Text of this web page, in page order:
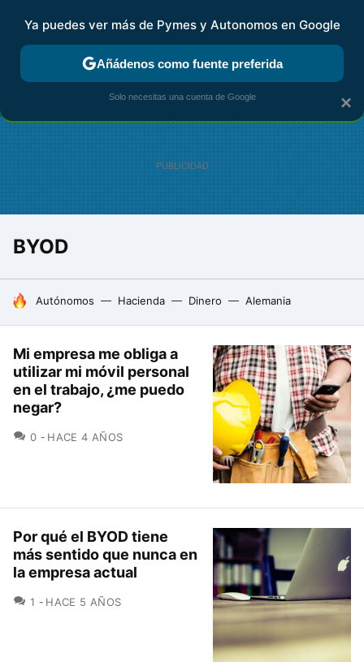
FISCALIDAD Y CONTABILIDAD KIT DIGITAL RENTA
BYOD
HOY SE HABLA DE
Autónomos Hacienda Dinero Alemania
Mi empresa me obliga a
utilizar mi móvil personal
en el trabajo, ¿me puedo
negar?
0 COMENTARIOS
HACE 4 AÑOS
Por qué el BYOD tiene
más sentido que nunca en
la empresa actual
1 COMENTARIOS
HACE 5 AÑOS
×
Ya puedes ver más de Pymes y Autonomos en Google
Añádenos como fuente preferida
Solo necesitas una cuenta de Google